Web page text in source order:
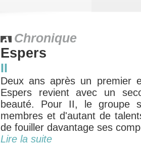
Chronique
Espers
II
Deux ans après un premier
Espers revient avec un
beauté. Pour II, le groupe
membres et d'autant de
de fouiller davantage ses
Lire la suite